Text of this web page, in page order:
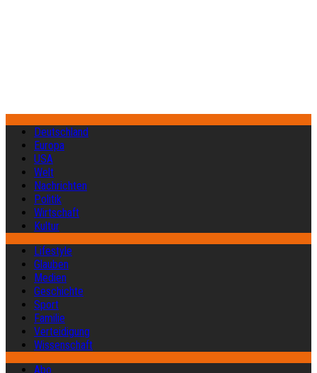
Deutschland
Europa
USA
Welt
Nachrichten
Politik
Wirtschaft
Kultur
Lifestyle
Glauben
Medien
Geschichte
Sport
Familie
Verteidigung
Wissenschaft
Abo